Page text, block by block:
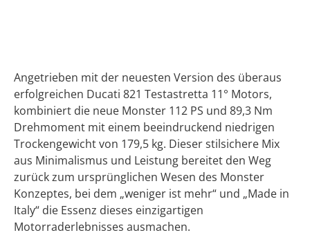
Angetrieben mit der neuesten Version des überaus
erfolgreichen Ducati 821 Testastretta 11° Motors,
kombiniert die neue Monster 112 PS und 89,3 Nm
Drehmoment mit einem beeindruckend niedrigen
Trockengewicht von 179,5 kg. Dieser stilsichere Mix
aus Minimalismus und Leistung bereitet den Weg
zurück zum ursprünglichen Wesen des Monster
Konzeptes, bei dem „weniger ist mehr“ und „Made in
Italy“ die Essenz dieses einzigartigen
Motorraderlebnisses ausmachen.